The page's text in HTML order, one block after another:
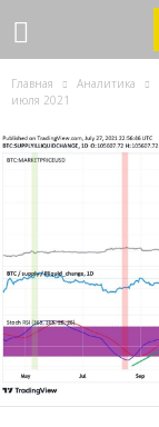
Главная Аналитика
июля 2021